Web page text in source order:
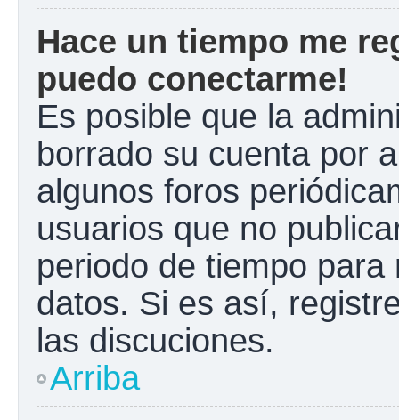
Hace un tiempo me
puedo conectarme!
Es posible que la
borrado su cuenta por
algunos foros
usuarios que no
periodo de tiempo
datos. Si es así,
las discuciones.
Arriba